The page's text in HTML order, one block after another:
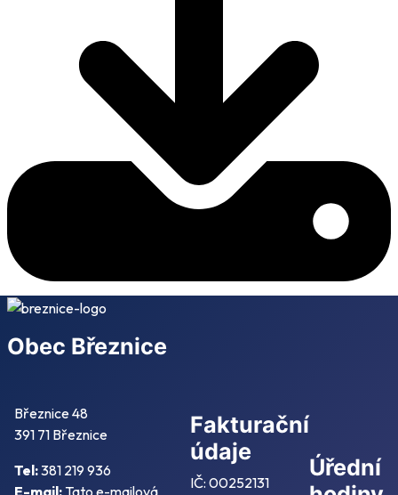
Obec Březnice
Březnice 48
391 71 Březnice
Tel:381 219 936
E-mail: Tato e-mailová
Fakturační
údaje
IČ: 00252131
Úřední